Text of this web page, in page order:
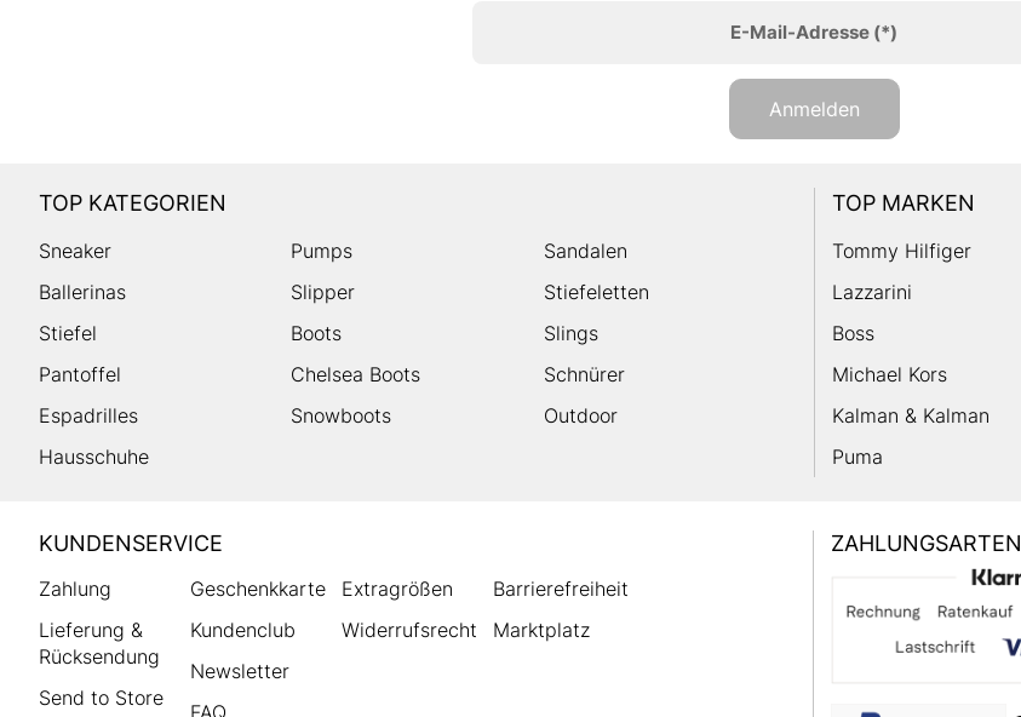
E-Mail-Adresse(*)
Anmelden
TOP KATEGORIEN
Sneaker Pumps
Sandalen
Ballerinas
Slipper
Stiefeletten
Stiefel
Boots
Slings
Pantoffel
Chelsea Boots
Schnürer
Espadrilles
Snowboots
Outdoor
Hausschuhe
TOP MARKEN
Tommy Hilfiger
Lazzarini
Boss
Michael Kors
Kalman & Kalman
Puma
HUMANIC
Footer
KUNDENSERVICE
Zahlung
Lieferung &
Rücksendung
Send to Store
Geschenkkarte
Kundenclub
Newsletter
Extragrößen
Widerrufsrecht
Barrierefreiheit
Marktplatz
ZAHLUNGSARTEN